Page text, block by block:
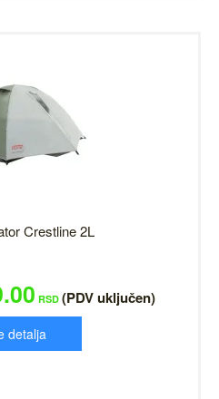
Crestline 2L
RSD (PDV uključen)
detalja